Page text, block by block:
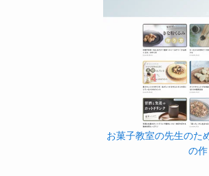
お菓子教室の先生のた
の